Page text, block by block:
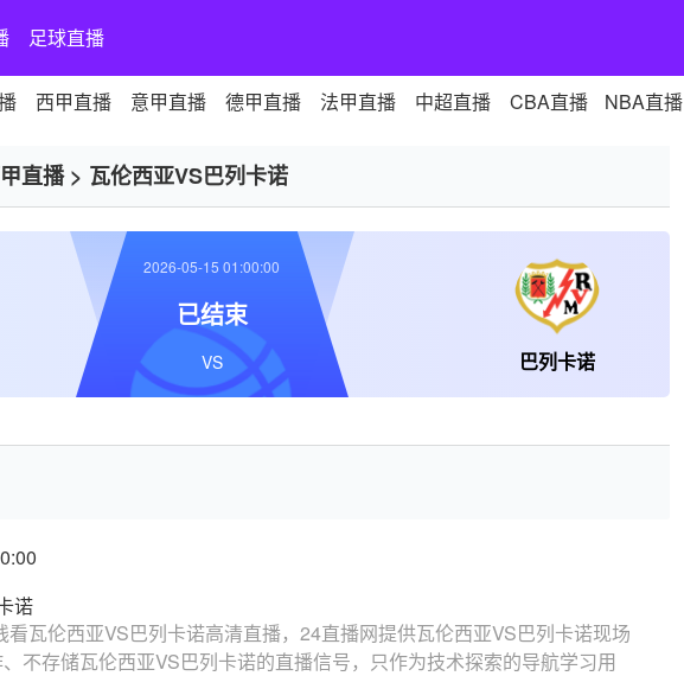
足球直播
西甲直播 意甲直播 德甲直播 法甲直播 中超直播 CBA直播 NBA直播
直播> 瓦伦西亚VS巴列卡诺
巴列卡诺
2026-05-15 01:00:00
已结束
VS
诺
看瓦伦西亚VS巴列卡诺高清直播，24直播网提供瓦伦西亚VS巴列卡诺现场
不存储瓦伦西亚VS巴列卡诺的直播信号，只作为技术探索的导航学习用